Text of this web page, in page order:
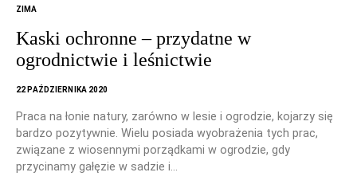
ZIMA
Kaski ochronne – przydatne w
ogrodnictwie i leśnictwie
22 PAŹDZIERNIKA 2020
Praca na łonie natury, zarówno w lesie i ogrodzie, kojarzy się
bardzo pozytywnie. Wielu posiada wyobrażenia tych prac,
związane z wiosennymi porządkami w ogrodzie, gdy
przycinamy gałęzie w sadzie i…